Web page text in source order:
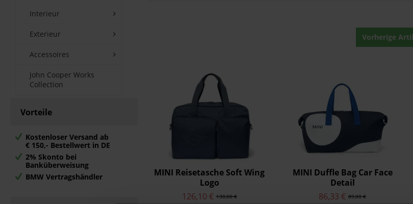
Interieur
Exterieur
Accessoires
John Cooper Works
Collection
Vorteile
Kostenloser Versand ab
€ 150,- Bestellwert in DE
2% Skonto bei
Banküberweisung
BMW Vertragshändler
R53-Coupé
Vorherige
MINI Reisetasche Soft Wing
Logo
130,00 €
126,10 €
MINI Duffle Bag Car Face
Detail
89,00 €
86,33 €